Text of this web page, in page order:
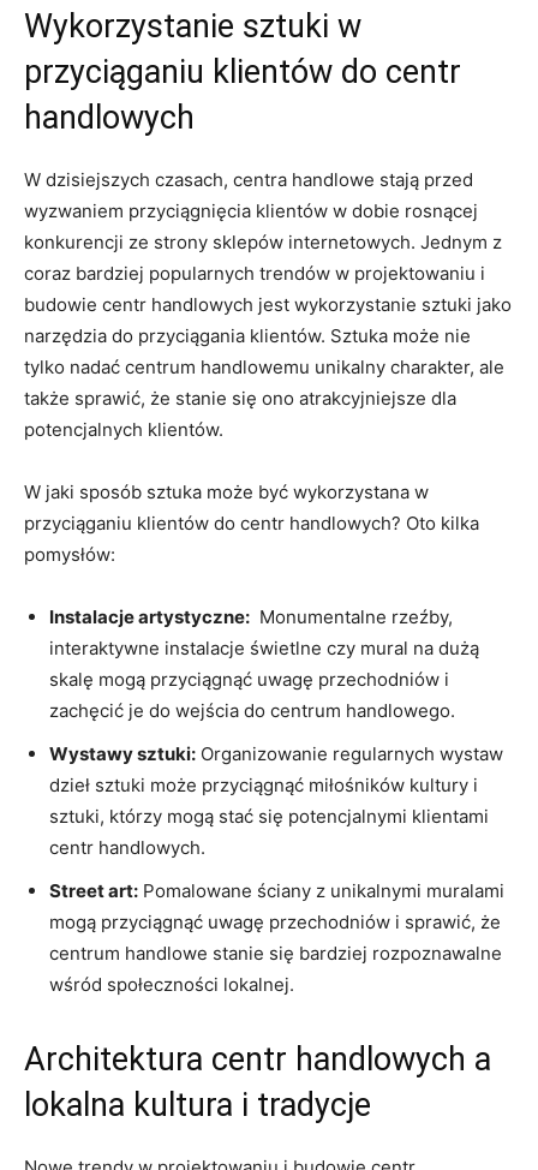
Wykorzystanie ⁣sztuki w
przyciąganiu klientów do⁤ centr
⁤handlowych
W dzisiejszych czasach, centra handlowe stają przed
wyzwaniem przyciągnięcia klientów w ‌dobie rosnącej
konkurencji ze strony sklepów internetowych. Jednym z
coraz bardziej popularnych ‍trendów‍ w projektowaniu i
budowie ⁢centr handlowych jest wykorzystanie sztuki ⁣jako
narzędzia do przyciągania klientów. Sztuka może nie
tylko nadać centrum handlowemu unikalny charakter, ale
także sprawić, że stanie się ono atrakcyjniejsze dla
potencjalnych ⁢klientów.
W jaki sposób sztuka‍ może być⁢ wykorzystana ‍w
przyciąganiu klientów‌ do centr handlowych? Oto ⁣kilka
pomysłów:
Instalacje artystyczne: ‍ Monumentalne rzeźby,
interaktywne ⁤instalacje świetlne czy mural na dużą
skalę mogą przyciągnąć uwagę przechodniów⁤ i
zachęcić je do wejścia⁤ do centrum handlowego.
Wystawy sztuki: Organizowanie‌ regularnych wystaw‍
dzieł sztuki⁤ może przyciągnąć ​miłośników ⁣kultury i
sztuki, którzy mogą ‌stać się potencjalnymi klientami
centr handlowych.
Street art: ⁤Pomalowane ściany z unikalnymi muralami
mogą⁣ przyciągnąć uwagę przechodniów ‌i sprawić, że
centrum handlowe stanie⁣ się bardziej rozpoznawalne
wśród społeczności lokalnej.
Architektura centr handlowych ‌a
lokalna kultura i tradycje